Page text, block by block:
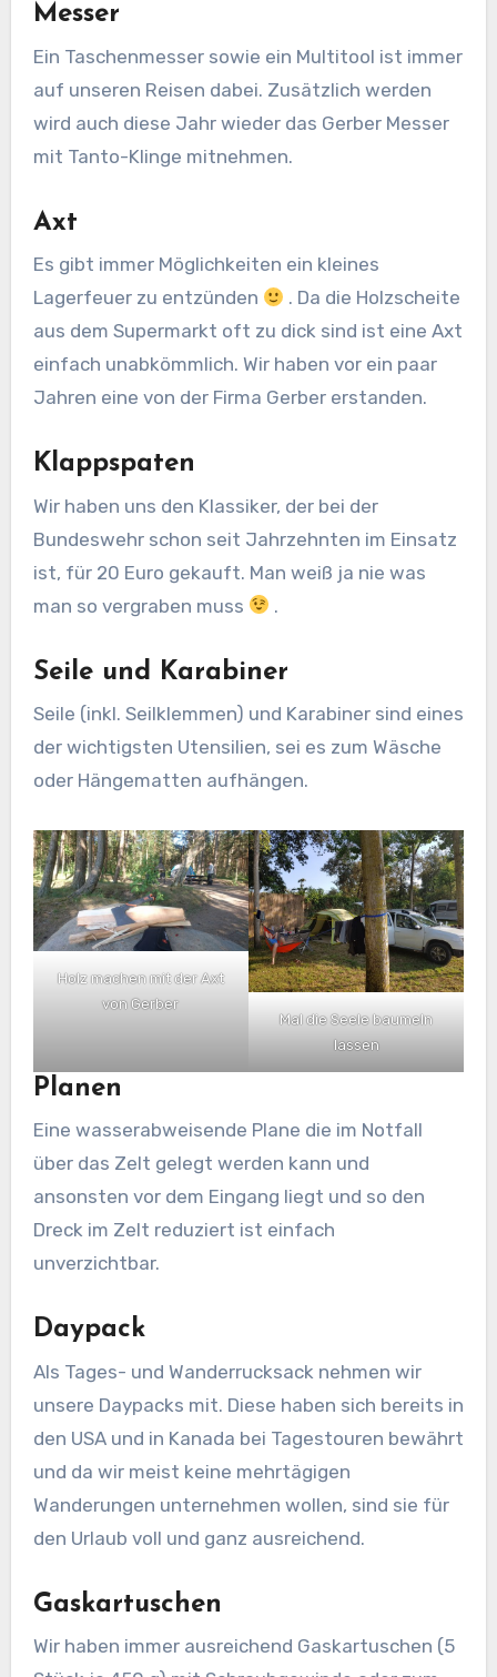
Messer
Ein Taschenmesser sowie ein Multitool ist immer
auf unseren Reisen dabei. Zusätzlich werden
wird auch diese Jahr wieder das Gerber Messer
mit Tanto-Klinge mitnehmen.
Axt
Es gibt immer Möglichkeiten ein kleines
Lagerfeuer zu entzünden
. Da die Holzscheite
aus dem Supermarkt oft zu dick sind ist eine Axt
einfach unabkömmlich. Wir haben vor ein paar
Jahren eine von der Firma Gerber erstanden.
Klappspaten
Wir haben uns den Klassiker, der bei der
Bundeswehr schon seit Jahrzehnten im Einsatz
ist, für 20 Euro gekauft. Man weiß ja nie was
man so vergraben muss
.
Seile und Karabiner
Seile (inkl. Seilklemmen) und Karabiner sind eines
der wichtigsten Utensilien, sei es zum Wäsche
oder Hängematten aufhängen.
Holz machen mit der Axt
von Gerber
Mal die Seele baumeln
lassen
Planen
Eine wasserabweisende Plane die im Notfall
über das Zelt gelegt werden kann und
ansonsten vor dem Eingang liegt und so den
Dreck im Zelt reduziert ist einfach
unverzichtbar.
Daypack
Als Tages- und Wanderrucksack nehmen wir
unsere Daypacks mit. Diese haben sich bereits in
den USA und in Kanada bei Tagestouren bewährt
und da wir meist keine mehrtägigen
Wanderungen unternehmen wollen, sind sie für
den Urlaub voll und ganz ausreichend.
Gaskartuschen
Wir haben immer ausreichend Gaskartuschen (5